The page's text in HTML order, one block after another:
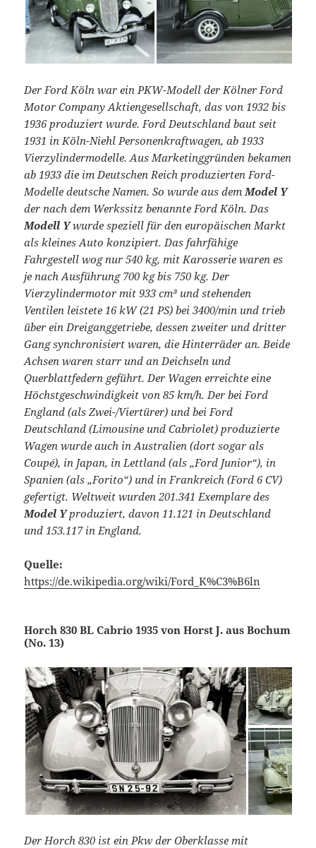
Der Ford Köln war ein PKW-Modell der Kölner Ford
Motor Company Aktiengesellschaft, das von 1932 bis
1936 produziert wurde. Ford Deutschland baut seit
1931 in Köln-Niehl Personenkraftwagen, ab 1933
Vierzylindermodelle. Aus Marketinggründen bekamen
ab 1933 die im Deutschen Reich produzierten Ford-
Modelle deutsche Namen. So wurde aus dem Model Y
der nach dem Werkssitz benannte Ford Köln. Das
Modell Ywurde speziell für den europäischen Markt
als kleines Auto konzipiert. Das fahrfähige
Fahrgestell wog nur 540 kg, mit Karosserie waren es
je nach Ausführung 700 kg bis 750 kg. Der
Vierzylindermotor mit 933 cm³ und stehenden
Ventilen leistete 16 kW (21 PS) bei 3400/min und trieb
über ein Dreiganggetriebe, dessen zweiter und dritter
Gang synchronisiert waren, die Hinterräder an. Beide
Achsen waren starr und an Deichseln und
Querblattfedern geführt. Der Wagen erreichte eine
Höchstgeschwindigkeit von 85 km/h. Der bei Ford
England (als Zwei-/Viertürer) und bei Ford
Deutschland (Limousine und Cabriolet) produzierte
Wagen wurde auch in Australien (dort sogar als
Coupé), in Japan, in Lettland (als „Ford Junior“), in
Spanien (als „Forito“) und in Frankreich (Ford 6 CV)
gefertigt. Weltweit wurden 201.341 Exemplare des
Model Yproduziert, davon 11.121 in Deutschland
und 153.117 in England.
Quelle:
https://de.wikipedia.org/wiki/Ford_K%C3%B6ln
Horch 830 BL Cabrio 1935 von Horst J. aus Bochum
(No. 13)
Der Horch 830 ist ein Pkw der Oberklasse mit